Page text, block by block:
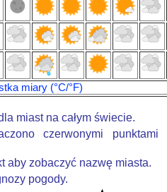
miary (°C/°F)
miast na całym świecie.
czerwonymi punktami
aby zobaczyć nazwę miasta.
pogody.